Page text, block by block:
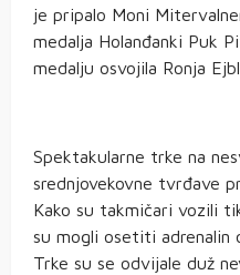
je pripalo Moni
medalja Holanđanki Puk
medalju osvojila Ronja
Spektakularne trke na
srednjovekovne tvrđave
Kako su takmičari vozili
su mogli osetiti adrenalin
Trke su se odvijale duž